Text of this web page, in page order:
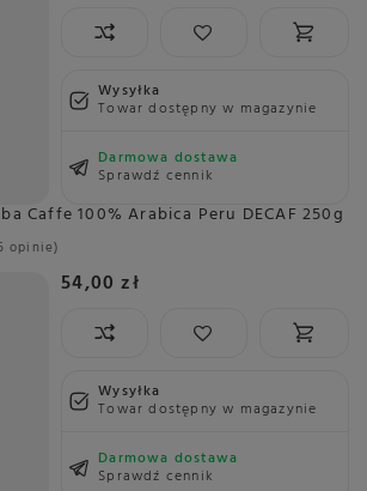
Wysyłka
Towar dostępny w magazynie
Darmowa dostawa
Sprawdź cennik
Caffe 100% Arabica Peru DECAF 250g
opinie
54,00 zł
Wysyłka
Towar dostępny w magazynie
Darmowa dostawa
Sprawdź cennik